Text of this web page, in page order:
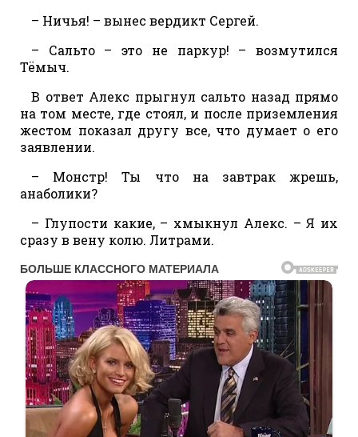
– Ничья! – вынес вердикт Сергей.
– Сальто – это не паркур! – возмутился
Тёмыч.
В ответ Алекс прыгнул сальто назад прямо
на том месте, где стоял, и после приземления
жестом показал другу все, что думает о его
заявлении.
– Монстр! Ты что на завтрак жрешь,
анаболики?
– Глупости какие, – хмыкнул Алекс. – Я их
сразу в вену колю. Литрами.